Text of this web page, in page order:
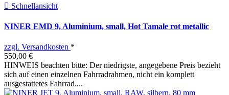
 Schnellansicht
NINER EMD 9, Aluminium, small, Hot Tamale rot metallic
zzgl. Versandkosten *
550,00 €
HINWEIS beachten bitte: Der niedrigste, angegebene Preis bezieht
sich auf einen einzelnen Fahrradrahmen, nicht ein komplett
ausgestattetes Fahrrad....